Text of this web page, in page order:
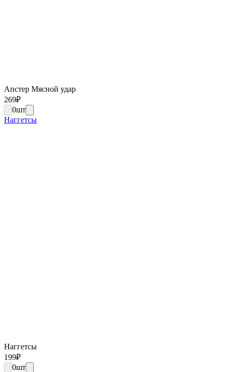
Апстер Мясной удар
269₽
0шт
Наггетсы
Наггетсы
199₽
0шт